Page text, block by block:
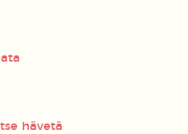
hävetä